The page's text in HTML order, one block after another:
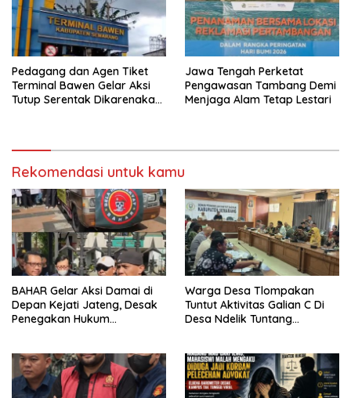
Pedagang dan Agen Tiket
Terminal Bawen Gelar Aksi
Tutup Serentak Dikarenakan
Ambarawa
Jawa Tengah Perketat
Pengawasan Tambang Demi
Menjaga Alam Tetap Lestari
Rekomendasi untuk kamu
BAHAR Gelar Aksi Damai di
Depan Kejati Jateng, Desak
Penegakan Hukum
Warga Desa Tlompakan
Tuntut Aktivitas Galian C Di
Desa Ndelik Tuntang
Ngeyel !!